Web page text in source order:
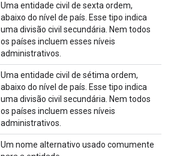
Uma entidade civil de sexta ordem,
abaixo do nível de país. Esse tipo indica
uma divisão civil secundária. Nem todos
os países incluem esses níveis
administrativos.
Uma entidade civil de sétima ordem,
abaixo do nível de país. Esse tipo indica
uma divisão civil secundária. Nem todos
os países incluem esses níveis
administrativos.
Um nome alternativo usado comumente